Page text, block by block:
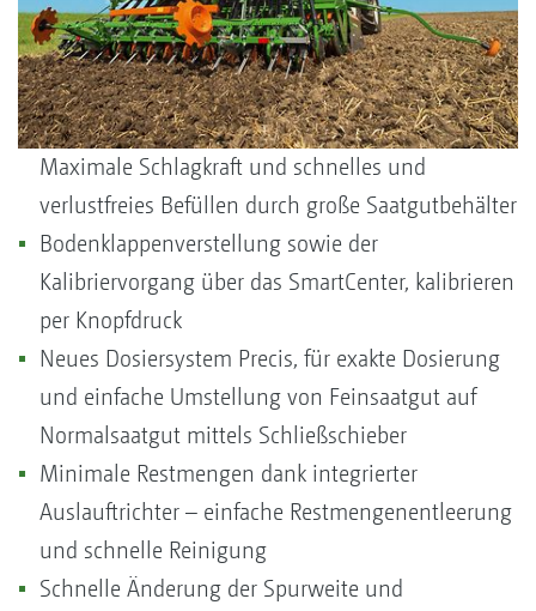
Maximale Schlagkraft und schnelles und
verlustfreies Befüllen durch große Saatgutbehälter
Bodenklappenverstellung sowie der
Kalibriervorgang über das SmartCenter, kalibrieren
per Knopfdruck
Neues Dosiersystem Precis, für exakte Dosierung
und einfache Umstellung von Feinsaatgut auf
Normalsaatgut mittels Schließschieber
Minimale Restmengen dank integrierter
Auslauftrichter – einfache Restmengenentleerung
und schnelle Reinigung
Schnelle Änderung der Spurweite und